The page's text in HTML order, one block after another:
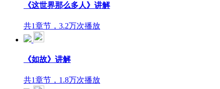
《这世界那么多人》讲解
共1章节，3.2万次播放
《如故》讲解
共1章节，1.8万次播放